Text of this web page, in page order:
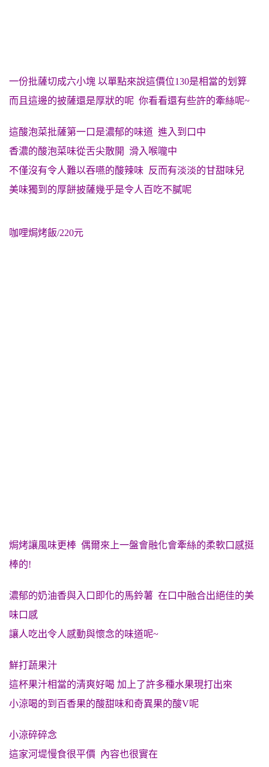
一份批薩切成六小塊 以單點來說這價位130是相當的划算
而且這邊的披薩還是厚狀的呢 你看看還有些許的牽絲呢~
這酸泡菜批薩第一口是濃郁的味道 進入到口中
香濃的酸泡菜味從舌尖散開 滑入喉嚨中
不僅沒有令人難以吞嚥的酸辣味 反而有淡淡的甘甜味兒
美味獨到的厚餅披薩幾乎是令人百吃不膩呢
咖哩焗烤飯/220元
焗烤讓風味更棒 偶爾來上一盤會融化會牽絲的柔軟口感挺
棒的!
濃郁的奶油香與入口即化的馬鈴薯 在口中融合出絕佳的美
味口感
讓人吃出令人感動與懷念的味道呢~
鮮打蔬果汁
這杯果汁相當的清爽好喝 加上了許多種水果現打出來
小涼喝的到百香果的酸甜味和奇異果的酸V呢
小涼碎碎念
這家河堤慢食很平價 內容也很實在